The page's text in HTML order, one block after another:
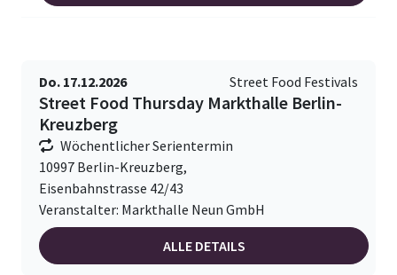
Do. 17.12.2026 Street Food Festivals
Street Food Thursday Markthalle Berlin-
Kreuzberg
Wöchentlicher Serientermin
10997 Berlin-Kreuzberg,
Eisenbahnstrasse 42/43
Veranstalter: Markthalle Neun GmbH
ALLE DETAILS